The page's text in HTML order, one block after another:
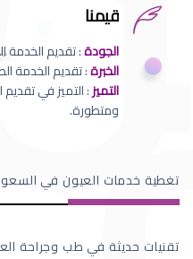
قيمنا
الجودة: تقديم الخدمة
الخبرة: تقديم الخدمة
التميز: التميز في
ومتطورة.
تغطية خدمات العيون في
تقنيات حديثة في طب وجراحة